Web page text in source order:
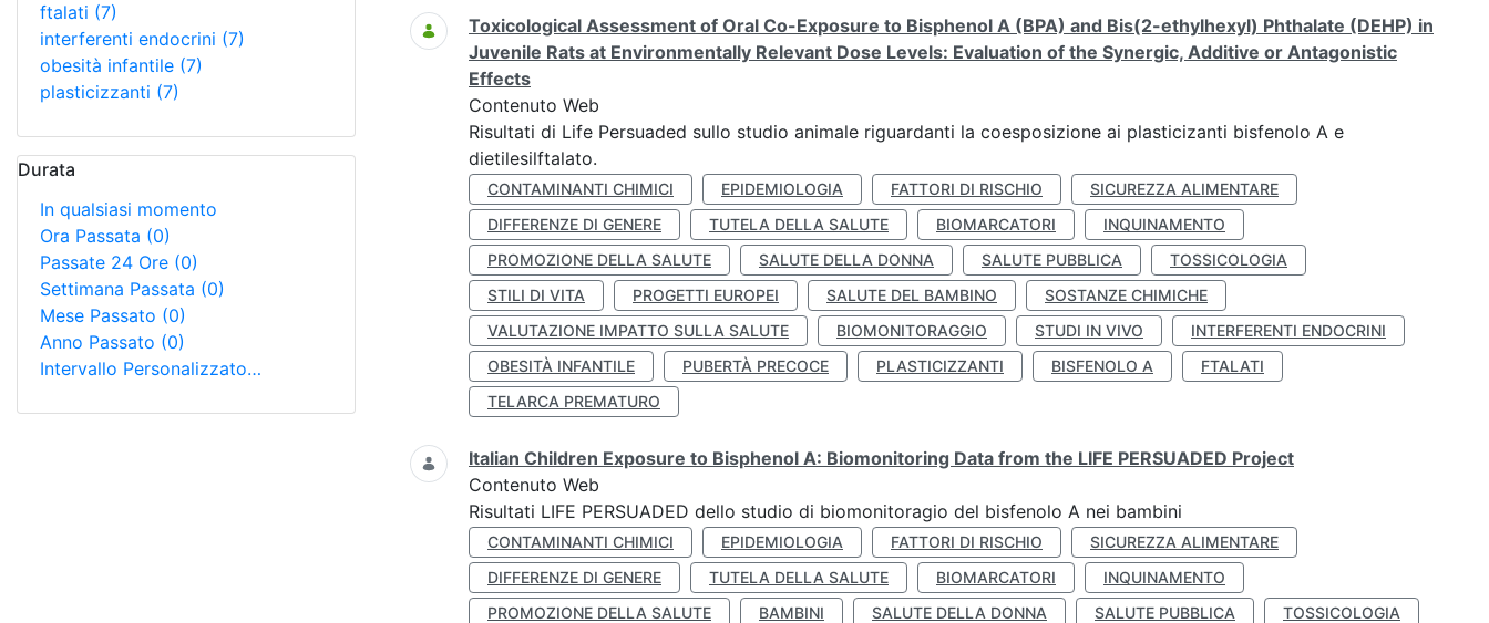
ftalati (7)
interferenti endocrini (7)
obesità infantile (7)
plasticizzanti (7)
Durata
In qualsiasi momento
Ora Passata (0)
Passate 24 Ore (0)
Settimana Passata (0)
Mese Passato (0)
Anno Passato (0)
Intervallo Personalizzato…
Toxicological Assessment of Oral Co-Exposure to Bisphenol A (BPA) and Bis(2-ethylhexyl) Phthalate (DEHP) in
Juvenile Rats at Environmentally Relevant Dose Levels: Evaluation of the Synergic, Additive or Antagonistic
Effects
Contenuto Web
Risultati di Life Persuaded sullo studio animale riguardanti la coesposizione ai plasticizanti bisfenolo A e
dietilesilftalato.
CONTAMINANTI CHIMICI EPIDEMIOLOGIA FATTORI DI RISCHIO
SICUREZZA ALIMENTARE
DIFFERENZE DI GENERE
TUTELA DELLA SALUTE BIOMARCATORI
INQUINAMENTO
PROMOZIONE DELLA SALUTE
SALUTE DELLA DONNA SALUTE PUBBLICA
TOSSICOLOGIA
STILI DI VITA
PROGETTI EUROPEI SALUTE DEL BAMBINO
SOSTANZE CHIMICHE
VALUTAZIONE IMPATTO SULLA SALUTE
BIOMONITORAGGIO STUDI IN VIVO
INTERFERENTI ENDOCRINI
OBESITÀ INFANTILE
PUBERTÀ PRECOCE PLASTICIZZANTI BISFENOLO A
FTALATI
TELARCA PREMATURO
Italian Children Exposure to Bisphenol A: Biomonitoring Data from the LIFE PERSUADED Project
Contenuto Web
Risultati LIFE PERSUADED dello studio di biomonitoragio del bisfenolo A nei bambini
CONTAMINANTI CHIMICI EPIDEMIOLOGIA FATTORI DI RISCHIO
SICUREZZA ALIMENTARE
DIFFERENZE DI GENERE
TUTELA DELLA SALUTE BIOMARCATORI
INQUINAMENTO
PROMOZIONE DELLA SALUTE
BAMBINI SALUTE DELLA DONNA SALUTE PUBBLICA
TOSSICOLOGIA